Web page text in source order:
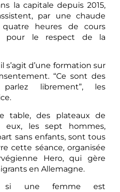
la capitale depuis 2015,
par une chaude
quatre heures de cours
pour le respect de la
s’agit d’une formation sur
“Ce sont des
librement”, les
table, des plateaux de
eux, les sept hommes,
sans enfants, sont tous
cette séance, organisée
Hero, qui gère
en Allemagne.
si une femme est